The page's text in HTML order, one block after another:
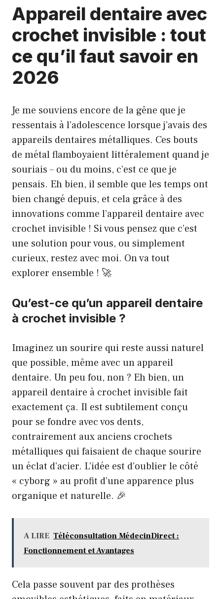
Appareil dentaire avec
crochet invisible : tout
ce qu’il faut savoir en
2026
Je me souviens encore de la gêne que je
ressentais à l’adolescence lorsque j’avais des
appareils dentaires métalliques. Ces bouts
de métal flamboyaient littéralement quand je
souriais – ou du moins, c’est ce que je
pensais. Eh bien, il semble que les temps ont
bien changé depuis, et cela grâce à des
innovations comme l’appareil dentaire avec
crochet invisible ! Si vous pensez que c’est
une solution pour vous, ou simplement
curieux, restez avec moi. On va tout
explorer ensemble ! 🚀
Qu’est-ce qu’un appareil dentaire
à crochet invisible ?
Imaginez un sourire qui reste aussi naturel
que possible, même avec un appareil
dentaire. Un peu fou, non ? Eh bien, un
appareil dentaire à crochet invisible fait
exactement ça. Il est subtilement conçu
pour se fondre avec vos dents,
contrairement aux anciens crochets
métalliques qui faisaient de chaque sourire
un éclat d’acier. L’idée est d’oublier le côté
« cyborg » au profit d’une apparence plus
organique et naturelle. 🎉
A LIRE Téléconsultation MédecinDirect :
Fonctionnement et Avantages
Cela passe souvent par des prothèses